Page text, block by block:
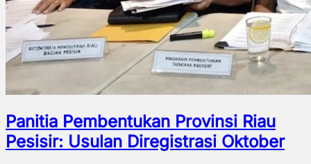
Panitia Pembentukan Provinsi Riau
Pesisir: Usulan Diregistrasi Oktober